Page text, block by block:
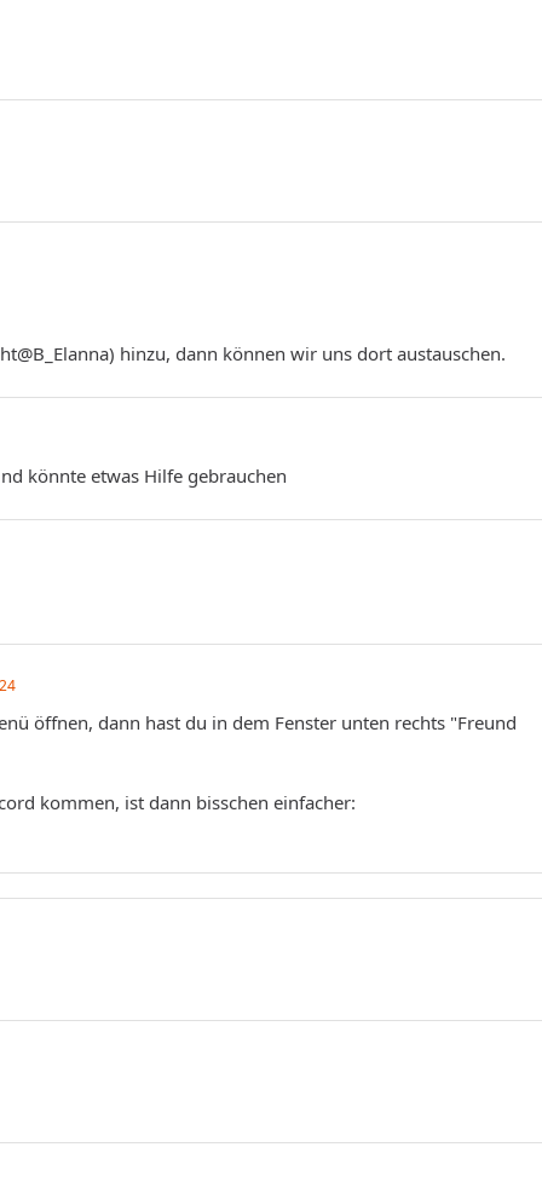
hinzu, dann können wir uns dort austauschen.
könnte etwas Hilfe gebrauchen
öffnen, dann hast du in dem Fenster unten rechts "Freund
kommen, ist dann bisschen einfacher: